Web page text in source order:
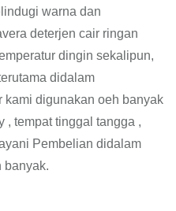
warna dan
deterjen cair ringan
dingin sekalipun,
didalam
kami digunakan oeh banyak
, tempat tinggal tangga ,
Pembelian didalam
banyak.